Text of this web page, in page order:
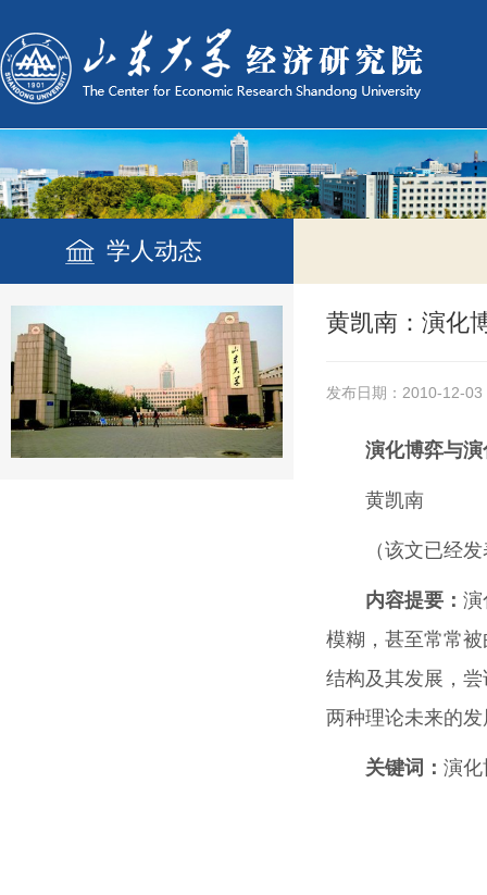
学人动态
黄凯南：演化
发布日期：2010-12-03
演化博弈与
黄凯南
（该文已经
内容提要： 演
模糊，甚至常常
结构及其发展，
两种理论未来的
关键词： 演化